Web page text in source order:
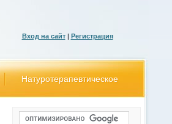
Вход на сайт | Регистрация
Натуротерапевтическое